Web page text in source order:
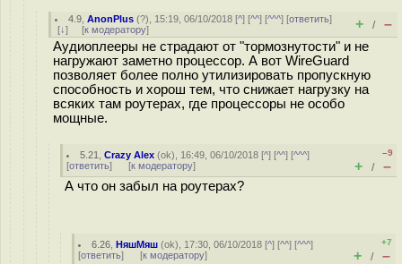
4.9 ,AnonPlus (?), 15:19, 06/10/2018 [^] [^^] [^^^] [ответить]
[↓] [к модератору] + / –
Аудиоплееры не страдают от "тормознутости" и не
нагружают заметно процессор. А вот WireGuard
позволяет более полно утилизировать пропускную
способность и хорош тем, что снижает нагрузку на
всяких там роутерах, где процессоры не особо
мощные.
5.21 ,Crazy Alex (ok), 16:49, 06/10/2018 [^] [^^] [^^^]
[ответить] [к модератору]
–9
+ / –
А что он забыл на роутерах?
6.26 ,НяшМяш (ok), 17:30, 06/10/2018 [^] [^^] [^^^]
[ответить] [к модератору]
+7
+ / –